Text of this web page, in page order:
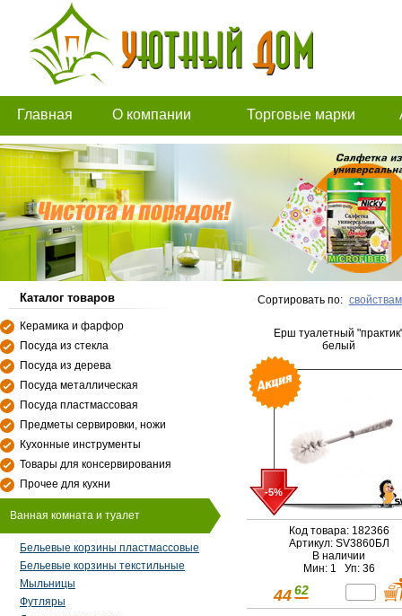
Главная О компании Торговые марки
Каталог товаров
Керамика и фарфор
Посуда из стекла
Посуда из дерева
Посуда металлическая
Посуда пластмассовая
Предметы сервировки, ножи
Кухонные инструменты
Товары для консервирования
Прочее для кухни
Ванная комната и туалет
Бельевые корзины пластмассовые
Бельевые корзины текстильные
Мыльницы
Футляры
Сортировать по: свойствам
Ерш туалетный
белый
-5%
Код товара: 182366
Артикул: SV3860БЛ
В наличии
Мин: 1 Уп: 36
44 62